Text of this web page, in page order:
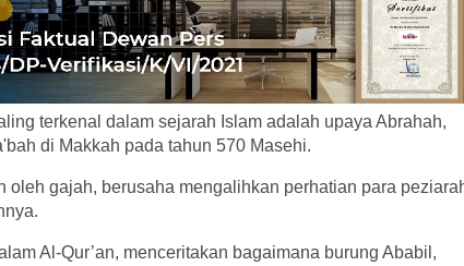
terkenal dalam sejarah Islam adalah upaya Abrahah,
di Makkah pada tahun 570 Masehi.
gajah, berusaha mengalihkan perhatian para
Al-Qur’an, menceritakan bagaimana burung Ababil,